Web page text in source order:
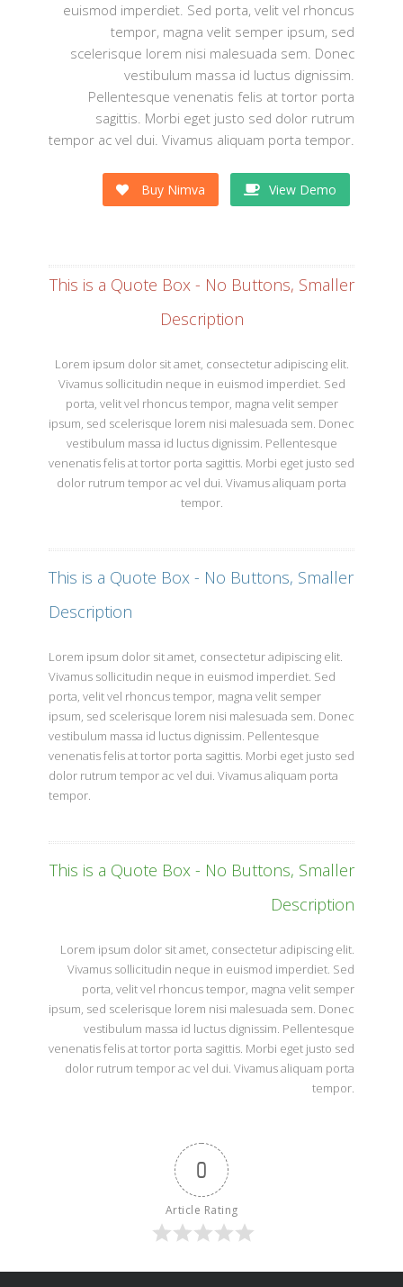
euismod imperdiet. Sed porta, velit vel rhoncus
tempor, magna velit semper ipsum, sed
scelerisque lorem nisi malesuada sem. Donec
vestibulum massa id luctus dignissim.
Pellentesque venenatis felis at tortor porta
sagittis. Morbi eget justo sed dolor rutrum
tempor ac vel dui. Vivamus aliquam porta tempor.
Buy Nimva View Demo
This is a Quote Box - No Buttons, Smaller
Description
Lorem ipsum dolor sit amet, consectetur adipiscing elit.
Vivamus sollicitudin neque in euismod imperdiet. Sed
porta, velit vel rhoncus tempor, magna velit semper
ipsum, sed scelerisque lorem nisi malesuada sem. Donec
vestibulum massa id luctus dignissim. Pellentesque
venenatis felis at tortor porta sagittis. Morbi eget justo sed
dolor rutrum tempor ac vel dui. Vivamus aliquam porta
tempor.
This is a Quote Box - No Buttons, Smaller
Description
Lorem ipsum dolor sit amet, consectetur adipiscing elit.
Vivamus sollicitudin neque in euismod imperdiet. Sed
porta, velit vel rhoncus tempor, magna velit semper
ipsum, sed scelerisque lorem nisi malesuada sem. Donec
vestibulum massa id luctus dignissim. Pellentesque
venenatis felis at tortor porta sagittis. Morbi eget justo sed
dolor rutrum tempor ac vel dui. Vivamus aliquam porta
tempor.
This is a Quote Box - No Buttons, Smaller
Description
Lorem ipsum dolor sit amet, consectetur adipiscing elit.
Vivamus sollicitudin neque in euismod imperdiet. Sed
porta, velit vel rhoncus tempor, magna velit semper
ipsum, sed scelerisque lorem nisi malesuada sem. Donec
vestibulum massa id luctus dignissim. Pellentesque
venenatis felis at tortor porta sagittis. Morbi eget justo sed
dolor rutrum tempor ac vel dui. Vivamus aliquam porta
tempor.
0
Article Rating